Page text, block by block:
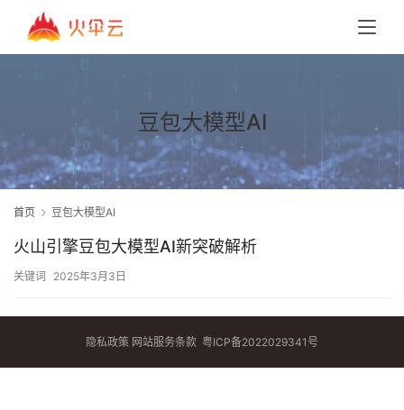
豆包大模型AI
首页 豆包大模型AI
火山引擎豆包大模型AI新突破解析
关键词 2025年3月3日
隐私政策 网站服务条款 粤ICP备2022029341号